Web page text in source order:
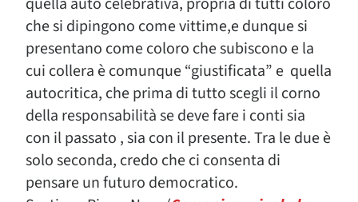
che si dipingono come vittime,e dunque si
presentano come coloro che subiscono e la
cui collera è comunque “giustificata” e quella
autocritica, che prima di tutto scegli il corno
della responsabilità se deve fare i conti sia
con il passato , sia con il presente. Tra le due è
solo seconda, credo che ci consenta di
pensare un futuro democratico.